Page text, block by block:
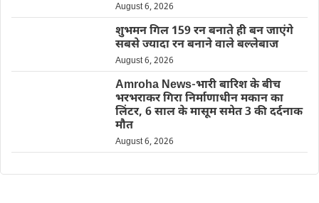
August 6, 2026
शुभमन गिल 159 रन बनाते ही बन जाएंगे
सबसे ज्यादा रन बनाने वाले बल्लेबाज
August 6, 2026
Amroha News-भारी बारिश के बीच
भरभराकर गिरा निर्माणाधीन मकान का
लिंटर, 6 साल के मासूम समेत 3 की दर्दनाक
मौत
August 6, 2026